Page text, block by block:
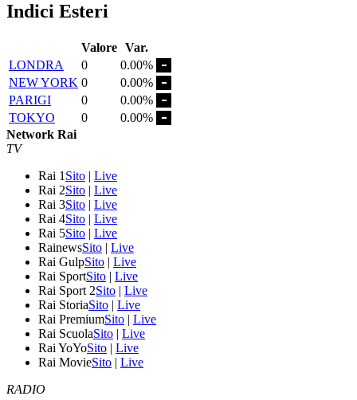
Indici Esteri
Valore Var.
LONDRA
0
0.00%
NEW YORK 0
0.00%
PARIGI
0
0.00%
TOKYO
0
0.00%
Network Rai
TV
Rai 1 Sito | Live
Rai 2Sito | Live
Rai 3Sito | Live
Rai 4Sito | Live
Rai 5Sito | Live
RainewsSito | Live
Rai GulpSito | Live
Rai SportSito | Live
Rai Sport 2Sito | Live
Rai StoriaSito | Live
Rai PremiumSito | Live
Rai ScuolaSito | Live
Rai YoYoSito | Live
Rai MovieSito | Live
RADIO